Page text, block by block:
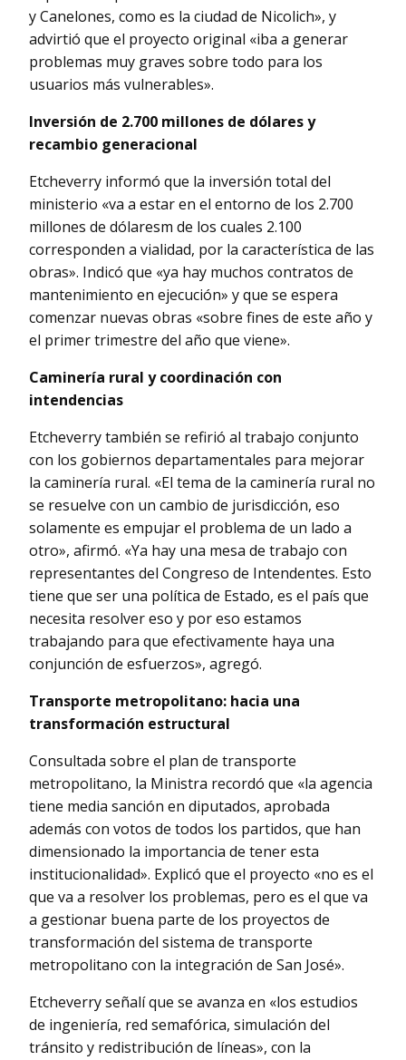
y Canelones, como es la ciudad de Nicolich», y
advirtió que el proyecto original «iba a generar
problemas muy graves sobre todo para los
usuarios más vulnerables».
Inversión de 2.700 millones de dólares y
recambio generacional
Etcheverry informó que la inversión total del
ministerio «va a estar en el entorno de los 2.700
millones de dólaresm de los cuales 2.100
corresponden a vialidad, por la característica de las
obras». Indicó que «ya hay muchos contratos de
mantenimiento en ejecución» y que se espera
comenzar nuevas obras «sobre fines de este año y
el primer trimestre del año que viene».
Caminería rural y coordinación con
intendencias
Etcheverry también se refirió al trabajo conjunto
con los gobiernos departamentales para mejorar
la caminería rural. «El tema de la caminería rural no
se resuelve con un cambio de jurisdicción, eso
solamente es empujar el problema de un lado a
otro», afirmó. «Ya hay una mesa de trabajo con
representantes del Congreso de Intendentes. Esto
tiene que ser una política de Estado, es el país que
necesita resolver eso y por eso estamos
trabajando para que efectivamente haya una
conjunción de esfuerzos», agregó.
Transporte metropolitano: hacia una
transformación estructural
Consultada sobre el plan de transporte
metropolitano, la Ministra recordó que «la agencia
tiene media sanción en diputados, aprobada
además con votos de todos los partidos, que han
dimensionado la importancia de tener esta
institucionalidad». Explicó que el proyecto «no es el
que va a resolver los problemas, pero es el que va
a gestionar buena parte de los proyectos de
transformación del sistema de transporte
metropolitano con la integración de San José».
Etcheverry señalí que se avanza en «los estudios
de ingeniería, red semafórica, simulación del
tránsito y redistribución de líneas», con la